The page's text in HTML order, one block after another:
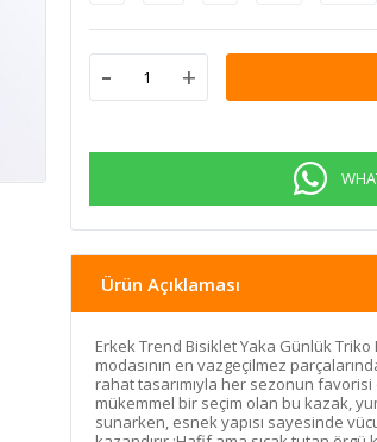
- +
Ürün Açıklaması
Erkek Trend Bisiklet Yaka Günlük Triko
modasının en vazgeçilmez
rahat tasarımıyla her sezonun
mükemmel bir seçim olan bu kazak,
sunarken, esnek yapısı sayesinde